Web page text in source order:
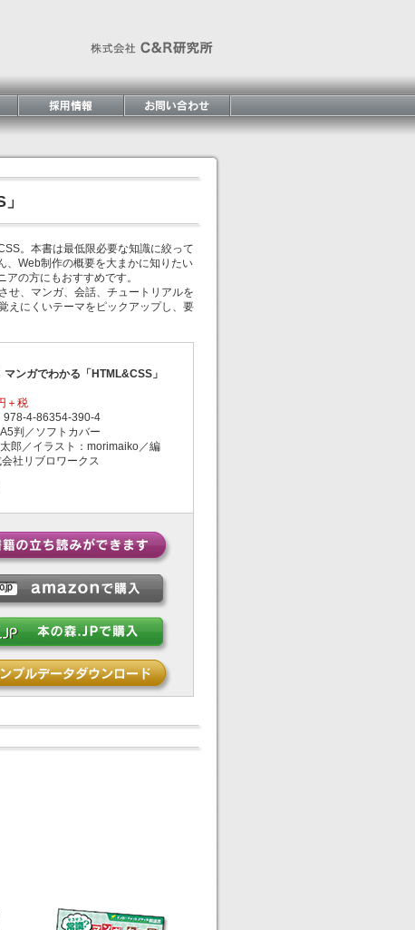
。本書は最低限必要な知識に絞って
、Web制作の概要を大まかに知りたい
の方にもおすすめです。
せ、マンガ、会話、チュートリアルを
えにくいテーマをピックアップし、要
マンガでわかる「HTML&CSS」
＋税
4-86354-390-4
判／ソフトカバー
郎／イラスト：morimaiko／編
社リブロワークス